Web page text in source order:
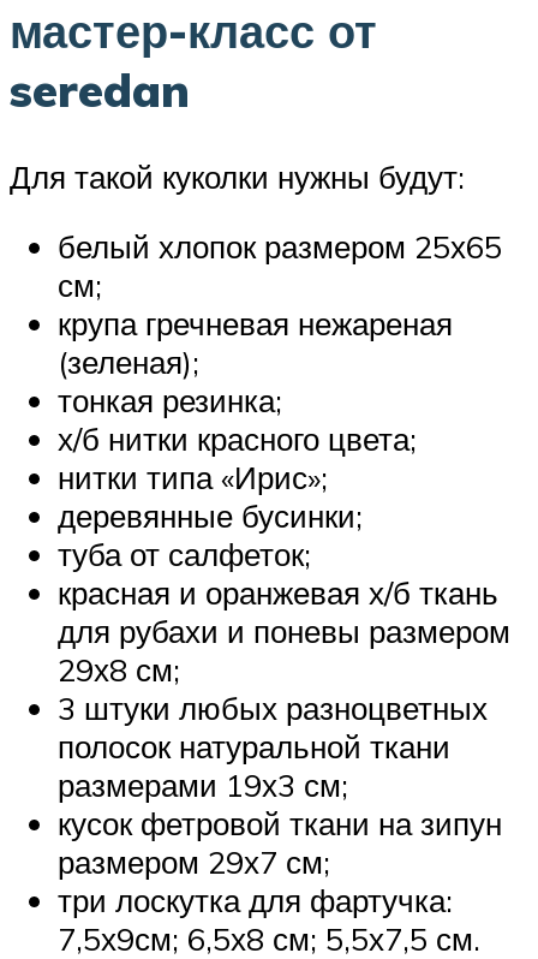
мастер-класс от
seredan
Для такой куколки нужны будут:
белый хлопок размером 25х65
см;
крупа гречневая нежареная
(зеленая);
тонкая резинка;
х/б нитки красного цвета;
нитки типа «Ирис»;
деревянные бусинки;
туба от салфеток;
красная и оранжевая х/б ткань
для рубахи и поневы размером
29х8 см;
3 штуки любых разноцветных
полосок натуральной ткани
размерами 19х3 см;
кусок фетровой ткани на зипун
размером 29х7 см;
три лоскутка для фартучка:
7,5х9см; 6,5х8 см; 5,5х7,5 см.